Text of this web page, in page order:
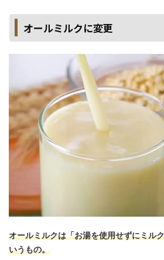
オールミルクに変更
オールミルクは「お湯を使用せずにミル
いうもの。